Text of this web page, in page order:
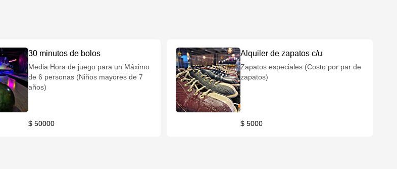
30 minutos de bolos
Media Hora de juego para un Máximo
de 6 personas (Niños mayores de 7
años)
$ 50000
Alquiler de zapatos c/u
Zapatos especiales (Costo por par de
zapatos)
$ 5000